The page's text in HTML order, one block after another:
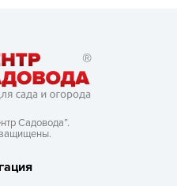
Садовода”.